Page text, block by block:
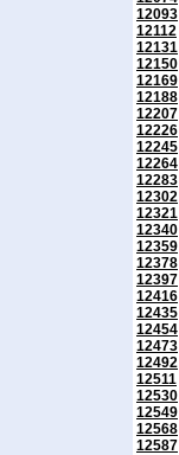
12093
12112
12131
12150
12169
12188
12207
12226
12245
12264
12283
12302
12321
12340
12359
12378
12397
12416
12435
12454
12473
12492
12511
12530
12549
12568
12587